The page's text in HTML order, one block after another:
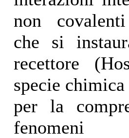
non
che si
recettore
specie
per la